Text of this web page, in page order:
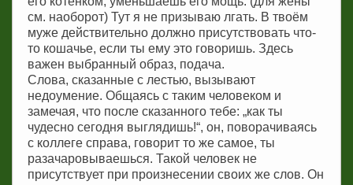
см. наоборот) Тут я не призываю лгать. В твоём
муже действительно должно присутствовать что-
то кошачье, если ты ему это говоришь. Здесь
важен выбранный образ, подача.
Слова, сказанные с лестью, вызывают
недоумение. Общаясь с таким человеком и
замечая, что после сказанного тебе: „как ты
чудесно сегодня выглядишь!“, он, поворачиваясь
с коллеге справа, говорит то же самое, ты
разачаровываешься. Такой человек не
присутствует при произнесении своих же слов. Он